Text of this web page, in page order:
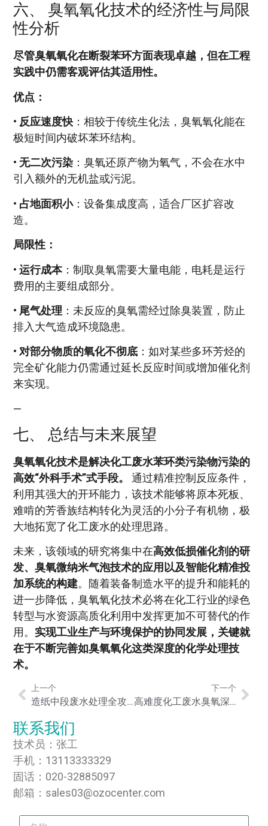
六、 臭氧氧化技术的经济性与局限
性分析
尽管臭氧氧化在断裂苯环方面表现卓越，但在工程
实践中仍需客观评估其适用性。
优点：
• 反应速度快 ：相较于传统生化法，臭氧氧化能在
极短时间内破坏苯环结构。
• 无二次污染 ：臭氧还原产物为氧气，不会在水中
引入额外的无机盐或污泥。
• 占地面积小：设备集成度高，适合厂区扩容改
造。
局限性：
• 运行成本：制取臭氧需要大量电能，电耗是运行
费用的主要组成部分。
• 尾气处理 ：未反应的臭氧需经过除臭装置，防止
排入大气造成环境隐患。
• 对部分物质的氧化不彻底 ：如对某些多环芳烃的
完全矿化能力仍需通过延长反应时间或增加催化剂
来实现。
—
七、 总结与未来展望
臭氧氧化技术是解决化工废水苯环类污染物污染的
高效“外科手术”式手段。
通过精准控制反应条件，
利用其强大的开环能力，该技术能够将原本死板、
难啃的芳香族结构转化为灵活的小分子有机物，极
大地拓宽了化工废水的处理思路。
未来，该领域的研究将集中在高效低损催化剂的研
发、臭氧微纳米气泡技术的应用以及智能化精准投
加系统的构建。随着装备制造水平的提升和能耗的
进一步降低，臭氧氧化技术必将在化工行业的绿色
转型与水资源高质化利用中发挥更加不可替代的作
用。 实现工业生产与环境保护的协同发展，关键就
在于不断完善如臭氧氧化这类深度的化学处理技
术。
上一个
造纸中段废水处理全攻略：深度臭氧降解净化技术解析与工程应用指南
下一个
高难度化工废水臭氧深度降解技术的研究与应用实践
联系我们
技术员：张工
手机：13113333329
固话：020-32885097
邮箱：sales03@ozocenter.com